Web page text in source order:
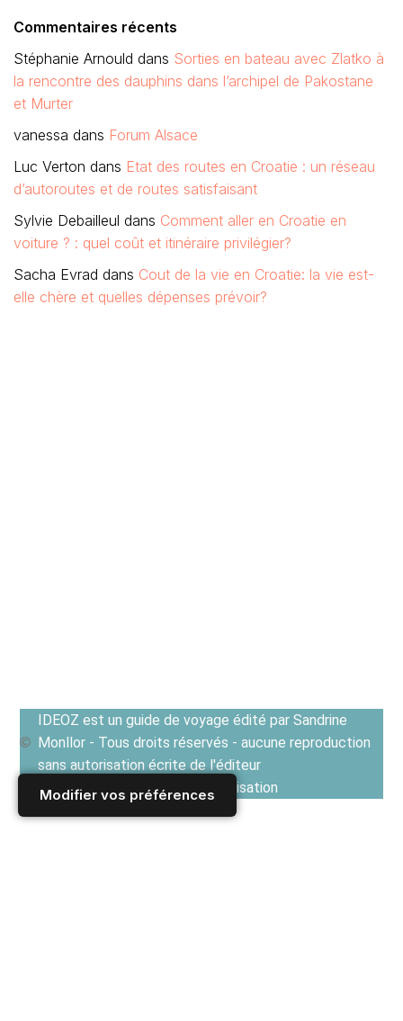
Modifier vos préférences
Commentaires récents
Stéphanie Arnould dans Sorties en bateau avec Zlatko à
la rencontre des dauphins dans l’archipel de Pakostane
et Murter
vanessa dans Forum Alsace
Luc Verton dans Etat des routes en Croatie : un réseau
d’autoroutes et de routes satisfaisant
Sylvie Debailleul dans Comment aller en Croatie en
voiture ? : quel coût et itinéraire privilégier?
Sacha Evrad dans Cout de la vie en Croatie: la vie est-
elle chère et quelles dépenses prévoir?
IDEOZ est un guide de voyage édité par Sandrine
Monllor - Tous droits réservés - aucune reproduction
sans autorisation écrite de l'éditeur
Voir les Conditions générales d'utilisation